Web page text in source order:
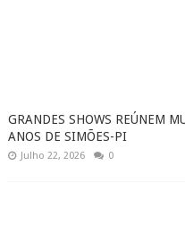
GRANDES SHOWS REÚNEM
ANOS DE SIMÕES-PI
Julho 22, 2026 0